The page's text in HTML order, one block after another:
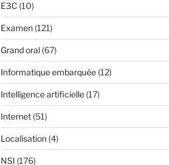
E3C (10)
Examen(121)
Grand oral(67)
Informatique embarquée(12)
Intelligence artificielle(17)
Internet(51)
Localisation(4)
NSI (176)